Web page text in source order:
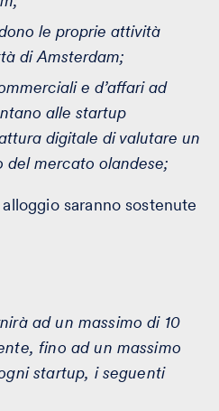
le proprie attività
di Amsterdam;
e d’affari ad
alle startup
digitale di valutare un
del mercato olandese;
saranno sostenute
ad un massimo di 10
fino ad un massimo
startup, i seguenti